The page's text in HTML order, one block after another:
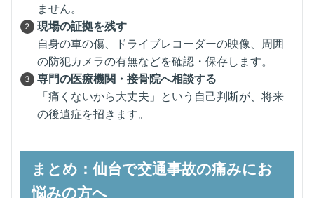
ません。
現場の証拠を残す
自身の車の傷、ドライブレコーダーの映像、周囲
の防犯カメラの有無などを確認・保存します。
専門の医療機関・接骨院へ相談する
「痛くないから大丈夫」という自己判断が、将来
の後遺症を招きます。
まとめ：仙台で交通事故の痛みにお
悩みの方へ